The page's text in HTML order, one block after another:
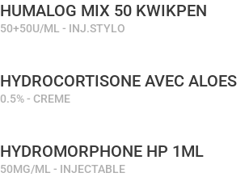
HUMALOG MIX 50 KWIKPEN
50+50U/ML - INJ.STYLO
HYDROCORTISONE AVEC ALOES
0.5% - CREME
HYDROMORPHONE HP 1ML
50MG/ML - INJECTABLE